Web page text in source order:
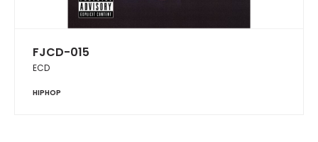
FJCD-015
ECD
HIPHOP